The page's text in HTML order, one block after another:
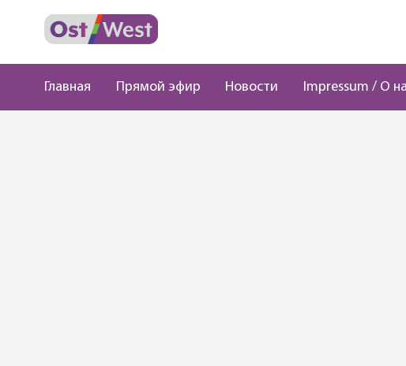
Главная Прямой эфир Новости Impressum / О